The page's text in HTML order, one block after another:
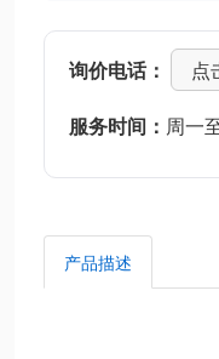
询价电话：
点
服务时间： 周一
产品描述